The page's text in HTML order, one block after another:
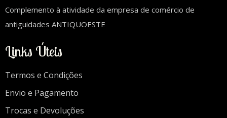
Complemento à atividade da empresa de comércio de
antiguidades ANTIQUOESTE
Links Úteis
Termos e Condições
Envio e Pagamento
Trocas e Devoluções